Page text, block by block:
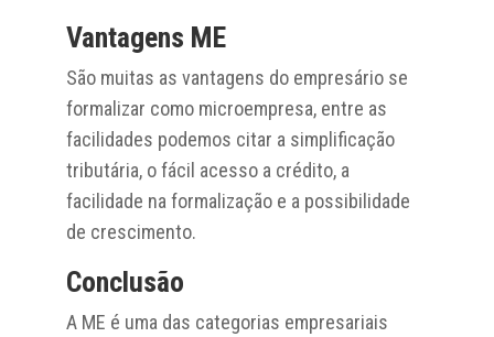
Vantagens ME
São muitas as vantagens do empresário se
formalizar como microempresa, entre as
facilidades podemos citar a simplificação
tributária, o fácil acesso a crédito, a
facilidade na formalização e a possibilidade
de crescimento.
Conclusão
A ME é uma das categorias empresariais